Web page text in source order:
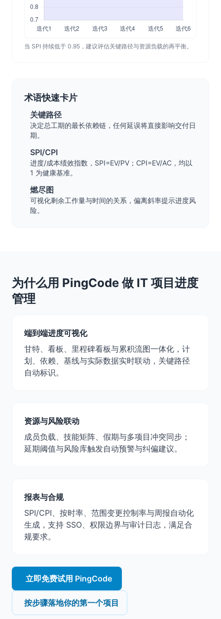
当 SPI 持续低于 0.95，建议评估关键路径与资源负载的再平衡。
术语快速卡片
关键路径
决定总工期的最长依赖链，任何延误将直接影响交付日
期。
SPI/CPI
进度/成本绩效指数，SPI=EV/PV；CPI=EV/AC，均以
1 为健康基准。
燃尽图
可视化剩余工作量与时间的关系，偏离斜率提示进度风
险。
为什么用 PingCode 做 IT 项目进度
管理
端到端进度可视化
甘特、看板、里程碑看板与累积流图一体化，计
划、依赖、基线与实际数据实时联动，关键路径
自动标识。
资源与风险联动
成员负载、技能矩阵、假期与多项目冲突同步；
延期阈值与风险库触发自动预警与纠偏建议。
报表与合规
SPI/CPI、按时率、范围变更控制率与周报自动化
生成，支持 SSO、权限边界与审计日志，满足合
规要求。
立即免费试用 PingCode
按步骤落地你的第一个项目